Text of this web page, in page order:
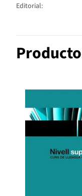
Editorial: